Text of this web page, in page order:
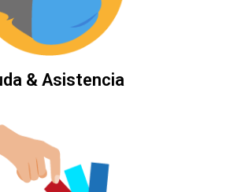
& Asistencia